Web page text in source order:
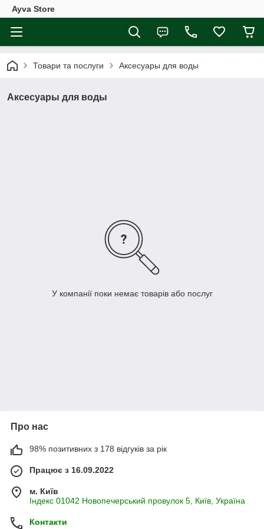
Ayva Store
Товари та послуги Аксесуары для воды
Аксесуары для воды
У компанії поки немає товарів або послуг
Про нас
98% позитивних з 178 відгуків за рік
Працює з 16.09.2022
м. Київ
Індекс 01042 Новопечерський провулок 5, Київ, Україна
Контакти